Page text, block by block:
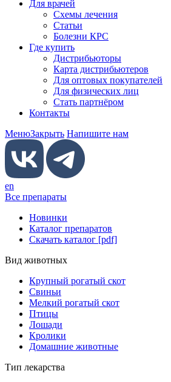
Для врачей
Схемы лечения
Статьи
Болезни КРС
Где купить
Дистрибьюторы
Карта дистрибьютеров
Для оптовых покупателей
Для физических лиц
Стать партнёром
Контакты
МенюЗакрыть Напишите нам
en
Все препараты
Новинки
Каталог препаратов
Скачать каталог [pdf]
Вид животных
Крупный рогатый скот
Свиньи
Мелкий рогатый скот
Птицы
Лошади
Кролики
Домашние животные
Тип лекарства